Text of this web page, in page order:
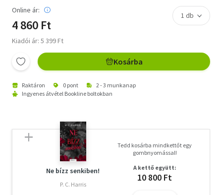
Online ár:
4 860 Ft
Kiadói ár: 5 399 Ft
Kosárba
Raktáron 0 pont
2 - 3 munkanap
Ingyenes átvétel Bookline boltokban
Ne bízz senkiben!
P. C. Harris
Tedd kosárba mindkettőt egy
gombnyomással!
A kettő együtt:
10 800 Ft